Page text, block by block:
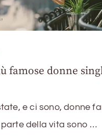
famose donne
e ci sono, donne
della vita sono …